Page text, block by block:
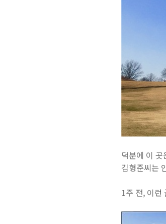
덕분에 이
김형준씨는
1주 전, 이런